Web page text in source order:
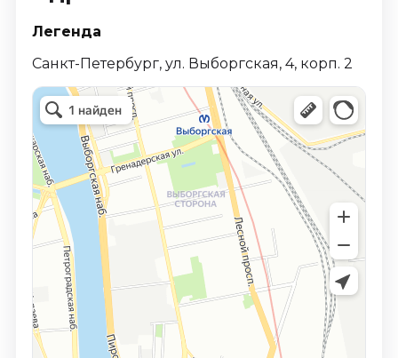
Легенда
Санкт-Петербург, ул. Выборгская, 4, корп. 2